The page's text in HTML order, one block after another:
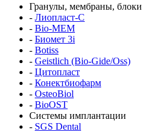
Гранулы, мембраны, блоки
- Лиопласт-С
- Bio-MEM
- Биомет 3i
- Botiss
- Geistlich (Bio-Gide/Oss)
- Цитопласт
- Конектбиофарм
- OsteoBiol
- BioOST
Системы имплантации
- SGS Dental